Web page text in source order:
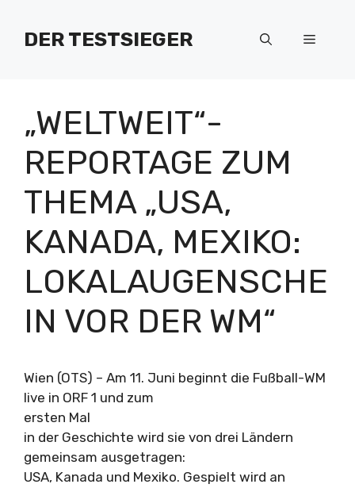
Inhalt
springenDER TESTSIEGER Menü
„WELTWEIT“-
REPORTAGE ZUM
THEMA „USA,
KANADA, MEXIKO:
LOKALAUGENSCHE
IN VOR DER WM“
Wien (OTS) – Am 11. Juni beginnt die Fußball-WM
live in ORF 1 und zum
ersten Mal
in der Geschichte wird sie von drei Ländern
gemeinsam ausgetragen:
USA, Kanada und Mexiko. Gespielt wird an